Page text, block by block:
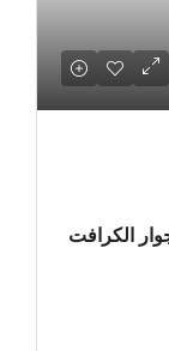
للإيجار بمدينتي | 67م بجوار الكرافت